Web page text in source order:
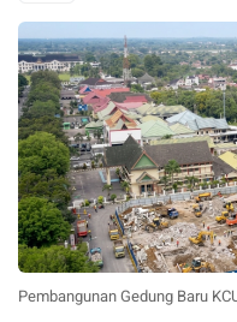
Pembangunan Gedung Baru